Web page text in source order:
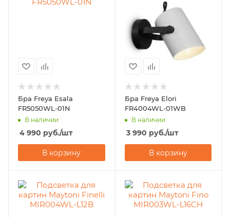
Бра Freya Esala
FR5050WL-01N
В наличии
4 990 руб./шт
В корзину
Бра Freya Elori
FR4004WL-01WB
В наличии
3 990 руб./шт
В корзину